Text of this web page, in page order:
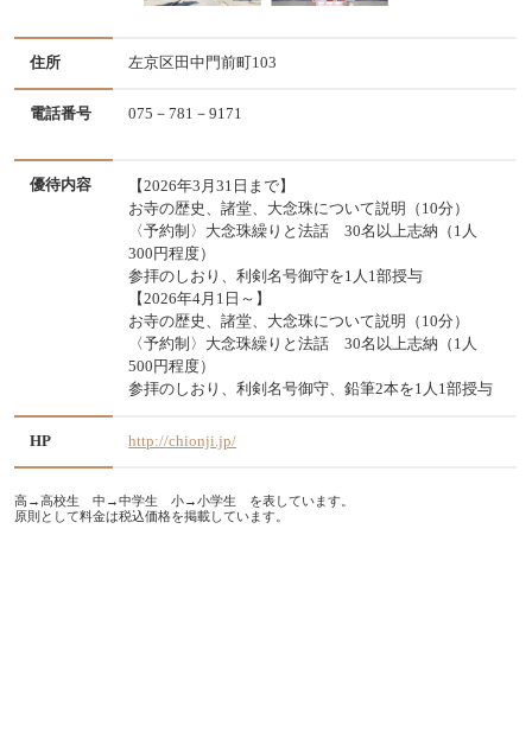
住所 左京区田中門前町103
電話番号 075－781－9171
優待内容
【2026年3月31日まで】
お寺の歴史、諸堂、大念珠について説明（10分）
〈予約制〉大念珠繰りと法話 30名以上志納（1人
300円程度）
参拝のしおり、利剣名号御守を1人1部授与
【2026年4月1日～】
お寺の歴史、諸堂、大念珠について説明（10分）
〈予約制〉大念珠繰りと法話 30名以上志納（1人
500円程度）
参拝のしおり、利剣名号御守、鉛筆2本を1人1部授与
HP http://chionji.jp/
高→高校生 中→中学生 小→小学生 を表しています。
原則として料金は税込価格を掲載しています。